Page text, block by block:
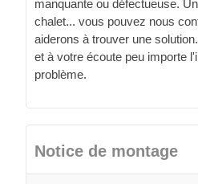
manquante ou défectueuse.
chalet... vous pouvez nous
aiderons à trouver une
et à votre écoute peu importe
problème.
Notice de montage